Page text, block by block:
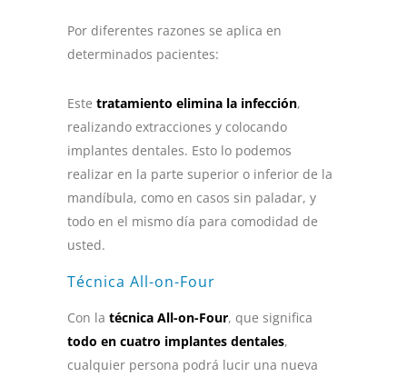
Por diferentes razones se aplica en
determinados pacientes:
Este tratamiento elimina la infección,
realizando extracciones y colocando
implantes dentales. Esto lo podemos
realizar en la parte superior o inferior de la
mandíbula, como en casos sin paladar, y
todo en el mismo día para comodidad de
usted.
Técnica All-on-Four
Con la técnica All-on-Four, que significa
todo en cuatro implantes dentales,
cualquier persona podrá lucir una nueva